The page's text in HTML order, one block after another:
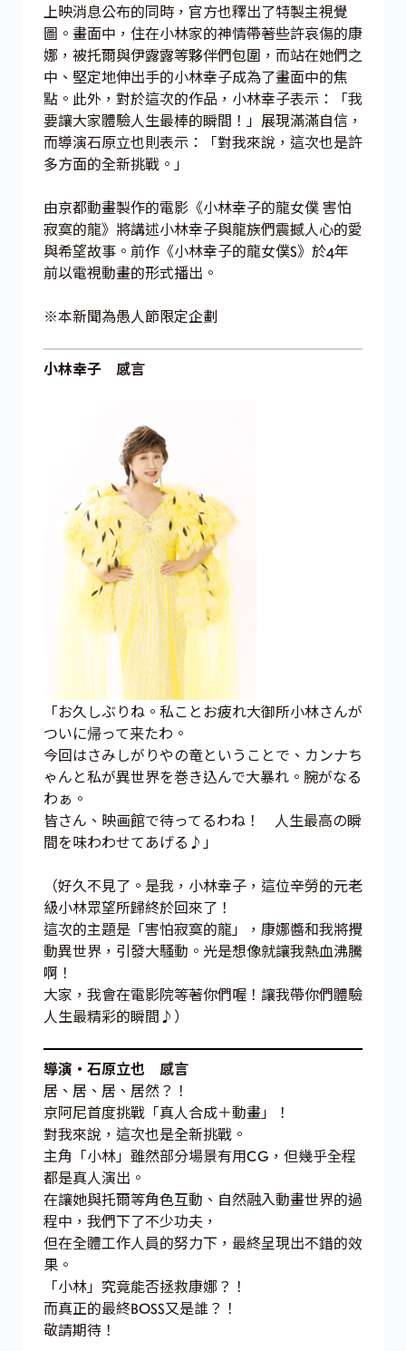
上映消息公布的同時，官方也釋出了特製主視覺
圖。畫面中，住在小林家的神情帶著些許哀傷的康
娜，被托爾與伊露露等夥伴們包圍，而站在她們之
中、堅定地伸出手的小林幸子成為了畫面中的焦
點。此外，對於這次的作品，小林幸子表示：「我
要讓大家體驗人生最棒的瞬間！」展現滿滿自信，
而導演石原立也則表示：「對我來說，這次也是許
多方面的全新挑戰。」
由京都動畫製作的電影《小林幸子的龍女僕 害怕
寂寞的龍》將講述小林幸子與龍族們震撼人心的愛
與希望故事。前作《小林幸子的龍女僕S》於4年
前以電視動畫的形式播出。
※本新聞為愚人節限定企劃
小林幸子 感言
「お久しぶりね。私ことお疲れ大御所小林さんが
ついに帰って来たわ。
今回はさみしがりやの竜ということで、カンナち
ゃんと私が異世界を巻き込んで大暴れ。腕がなる
わぁ。
皆さん、映画館で待ってるわね！ 人生最高の瞬
間を味わわせてあげる♪」
（好久不見了。是我，小林幸子，這位辛勞的元老
級小林眾望所歸終於回來了！
這次的主題是「害怕寂寞的龍」，康娜醬和我將攪
動異世界，引發大騷動。光是想像就讓我熱血沸騰
啊！
大家，我會在電影院等著你們喔！讓我帶你們體驗
人生最精彩的瞬間♪）
導演・石原立也 感言
居、居、居、居然？！
京阿尼首度挑戰「真人合成＋動畫」！
對我來說，這次也是全新挑戰。
主角「小林」雖然部分場景有用CG，但幾乎全程
都是真人演出。
在讓她與托爾等角色互動、自然融入動畫世界的過
程中，我們下了不少功夫，
但在全體工作人員的努力下，最終呈現出不錯的效
果。
「小林」究竟能否拯救康娜？！
而真正的最終BOSS又是誰？！
敬請期待！